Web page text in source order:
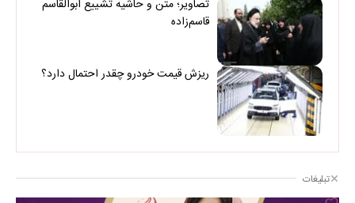
تصاویر؛ متن و حاشیه تشییع ابوالقاسم
قاسم‌زاده
ریزش قیمت خودرو چقدر احتمال دارد؟
تبلیغات